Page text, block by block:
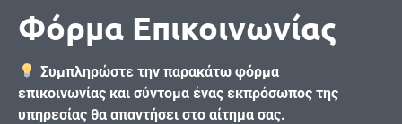
Φόρμα Επικοινωνίας
Συμπληρώστε την παρακάτω φόρμα
επικοινωνίας και σύντομα ένας εκπρόσωπος της
υπηρεσίας θα απαντήσει στο αίτημα σας.